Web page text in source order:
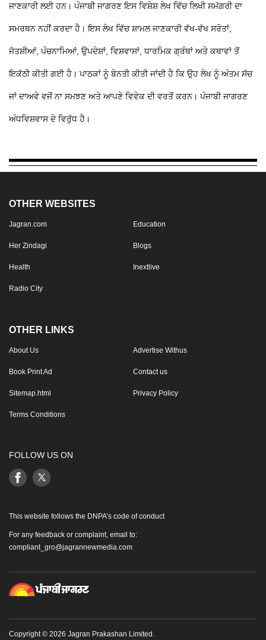
ਜਾਣਕਾਰੀ ਲਈ ਹਨ। ਪੰਜਾਬੀ ਜਾਗਰਣ ਇਸ ਵਿਸ਼ੇਸ਼ ਲੇਖ ਵਿੱਚ ਲਿਖੀ ਸਮੱਗਰੀ ਦਾ
ਸਮਰਥਨ ਨਹੀਂ ਕਰਦਾ ਹੈ। ਇਸ ਲੇਖ ਵਿੱਚ ਸ਼ਾਮਲ ਜਾਣਕਾਰੀ ਵੱਖ-ਵੱਖ ਸਰੋਤਾਂ,
ਜੋਤਸ਼ੀਆਂ, ਪੰਚਨਾਮਿਆਂ, ਉਪਦੇਸ਼ਾਂ, ਵਿਸ਼ਵਾਸਾਂ, ਧਾਰਮਿਕ ਗ੍ਰੰਥਾਂ ਅਤੇ ਕਥਾਵਾਂ ਤੋਂ
ਇਕੱਠੀ ਕੀਤੀ ਗਈ ਹੈ। ਪਾਠਕਾਂ ਨੂੰ ਬੇਨਤੀ ਕੀਤੀ ਜਾਂਦੀ ਹੈ ਕਿ ਉਹ ਲੇਖ ਨੂੰ ਅੰਤਮ ਸੱਚ
ਜਾਂ ਦਾਅਵੇ ਵਜੋਂ ਨਾ ਸਮਝਣ ਅਤੇ ਆਪਣੇ ਵਿਵੇਕ ਦੀ ਵਰਤੋਂ ਕਰਨ। ਪੰਜਾਬੀ ਜਾਗਰਣ
ਅੰਧਵਿਸ਼ਵਾਸ ਦੇ ਵਿਰੁੱਧ ਹੈ।
OTHER WEBSITES
Jagran.com Education
Her Zindagi Blogs
Health Inextlive
Radio City
OTHER LINKS
About Us Advertise Withus
Book Print Ad Contact us
Sitemap.html Privacy Policy
Terms Conditions
FOLLOW US ON
This website follows the DNPA’s code of conduct
For any feedback or complaint, email to:
compliant_gro@jagrannewmedia.com
Copyright © 2026 Jagran Prakashan Limited.